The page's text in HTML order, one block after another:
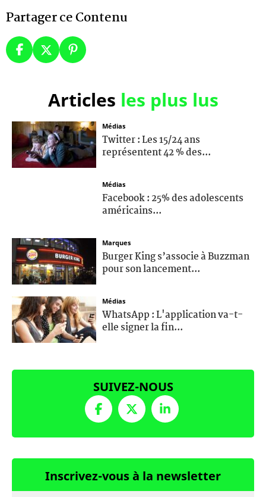
Partager ce Contenu
Articles les plus lus
Médias
Twitter : Les 15/24 ans
représentent 42 % des...
Médias
Facebook : 25% des adolescents
américains...
Marques
Burger King s’associe à Buzzman
pour son lancement...
Médias
WhatsApp : L'application va-t-
elle signer la fin...
SUIVEZ-NOUS
Inscrivez-vous à la newsletter